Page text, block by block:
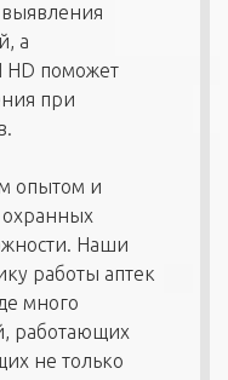
а
поможет
при
опытом и
охранных
Наши
работы аптек
много
работающих
не только